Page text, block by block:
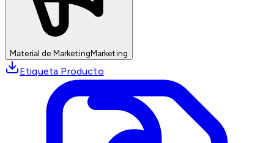
Material de MarketingMarketing
Etiqueta Producto